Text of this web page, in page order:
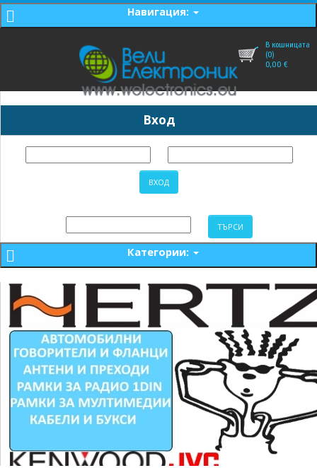
Навигация:
В кошницата
(0)
0,00 €
Вход
Категории: